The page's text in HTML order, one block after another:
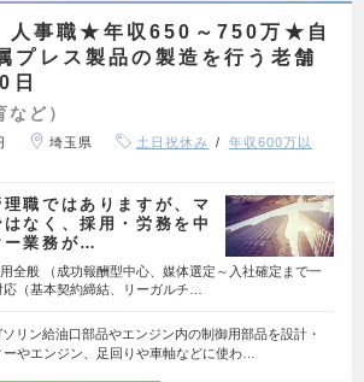
人事職★年収650～750万★自
プレス製品の製造を行う老舗
日
ど）
埼玉県 土日祝休み
年収600万以
職ではありますが、マ
なく、採用・労務を中
ー業務が…
全般 （成功報酬型中心、媒体選定～入社確定まで一
応（基本契約締結、リーガルチ…
リン給油口部品やエンジン内の制御用部品を設計・
ーやエンジン、足回りや車軸などに使わ…